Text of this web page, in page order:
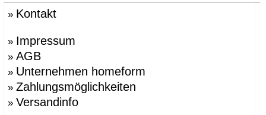
» Kontakt
» Impressum
» AGB
» Unternehmen homeform
» Zahlungsmöglichkeiten
» Versandinfo